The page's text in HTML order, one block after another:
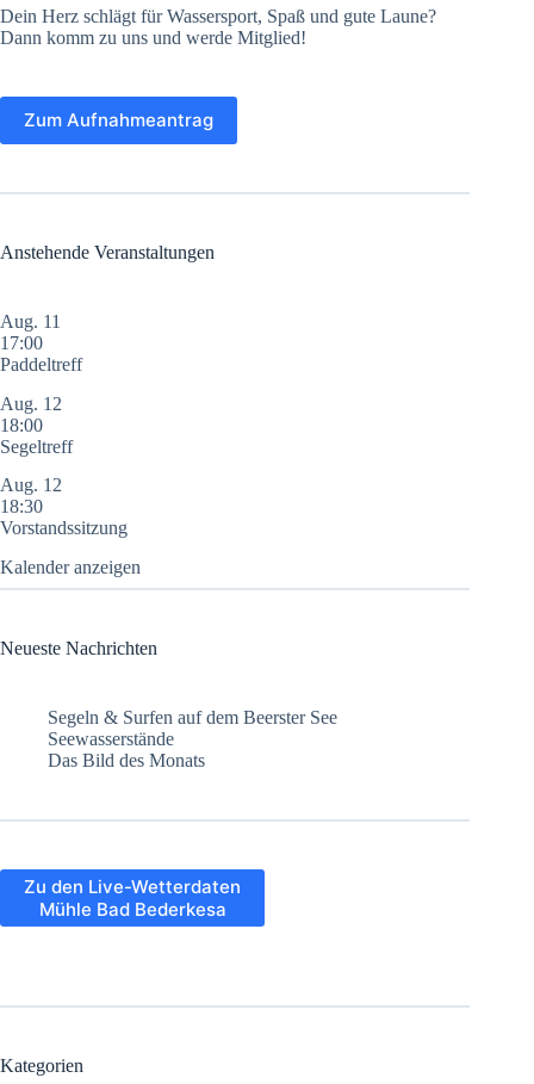
Dein Herz schlägt für Wassersport, Spaß und gute Laune?
Dann komm zu uns und werde Mitglied!
Zum Aufnahmeantrag
Anstehende Veranstaltungen
Aug. 11
17:00
Paddeltreff
Aug. 12
18:00
Segeltreff
Aug. 12
18:30
Vorstandssitzung
Kalender anzeigen
Neueste Nachrichten
Segeln & Surfen auf dem Beerster See
Seewasserstände
Das Bild des Monats
Zu den Live-Wetterdaten
Mühle Bad Bederkesa
Kategorien